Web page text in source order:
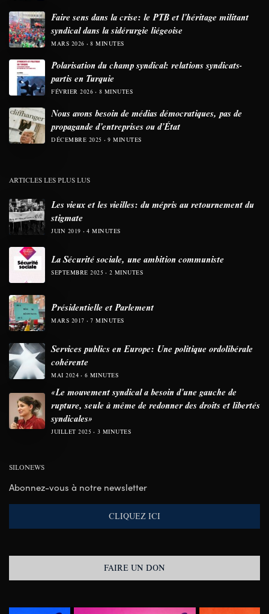
Faire sens dans la crise: le PTB et l’héritage militant
syndical dans la sidérurgie liégeoise
MARS 2026 8 MINUTES
Polarisation du champ syndical: relations syndicats-
partis en Turquie
FÉVRIER 2026 8 MINUTES
Nous avons besoin de médias démocratiques, pas de
propagande d’entreprises ou d’État
DÉCEMBRE 2025 9 MINUTES
ARTICLES LES PLUS LUS
Les vieux et les vieilles: du mépris au retournement du
stigmate
JUIN 2019 4 MINUTES
La Sécurité sociale, une ambition communiste
SEPTEMBRE 2025 2 MINUTES
Présidentielle et Parlement
MARS 2017 7 MINUTES
Services publics en Europe: Une politique ordolibérale
cohérente
MAI 2024 6 MINUTES
«Le mouvement syndical a besoin d’une gauche de
rupture, seule à même de redonner des droits et libertés
syndicales»
JUILLET 2025 3 MINUTES
SILONEWS
Abonnez-vous à notre newsletter
CLIQUEZ ICI
FAIRE UN DON